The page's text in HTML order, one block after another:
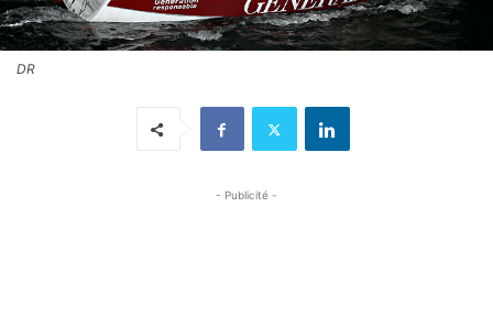
DR
- Publicité -